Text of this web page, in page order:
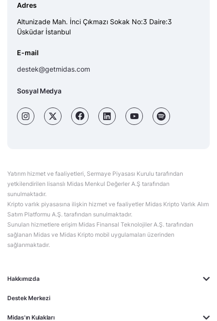
Hakkımızda
Destek Merkezi
Midas'ın Kulakları
Adres
Altunizade Mah. İnci Çıkmazı Sokak No:3 Daire:3
Üsküdar İstanbul
E-mail
destek@getmidas.com
Sosyal Medya
Yatırım hizmet ve faaliyetleri, Sermaye Piyasası Kurulu tarafından
yetkilendirilen lisanslı Midas Menkul Değerler A.Ş tarafından
sunulmaktadır.
Kripto varlık piyasasına ilişkin hizmet ve faaliyetler Midas Kripto Varlık Alım
Satım Platformu A.Ş. tarafından sunulmaktadır.
Sunulan hizmetlere erişim Midas Finansal Teknolojiler A.Ş. tarafından
sağlanan Midas ve Midas Kripto mobil uygulamaları üzerinden
sağlanmaktadır.